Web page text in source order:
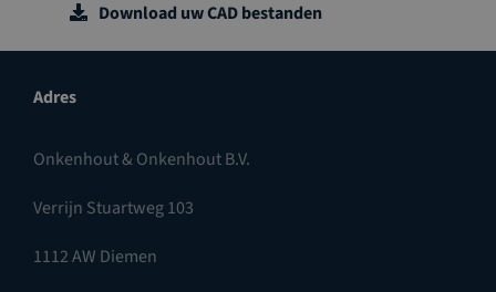
Download uw CAD bestanden
Adres
Onkenhout & Onkenhout B.V.
Verrijn Stuartweg 103
1112 AW Diemen